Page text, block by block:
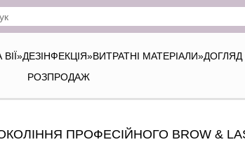
»ДЕЗІНФЕКЦІЯ»ВИТРАТНІ МАТЕРІАЛИ»
РОЗПРОДАЖ
ПРОФЕСІЙНОГО BROW &